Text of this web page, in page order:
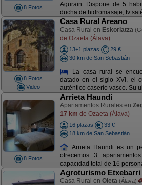
8 Fotos
Agurain. Dispone de 5
ducha de hidromasaje, tv
8 Fotos
Video
Casa Rural Areano
Casa Rural en Eskoriatza
de Ozaeta (Álava)
13+1 plazas
29 €
30 km de San Sebastián
La casa rural se
datado en el siglo XVI, el
auténtico caserío vasco. Su
8 Fotos
Arrieta Haundi
Apartamentos Rurales en
17 km de Ozaeta (Álava)
16 plazas
33 €
18 km de San Sebastián
Arrieta Haundi es un
ofrecemos 3
capacidad total de 16
Agroturismo Etxebarri
Casa Rural en Oleta (Álava)